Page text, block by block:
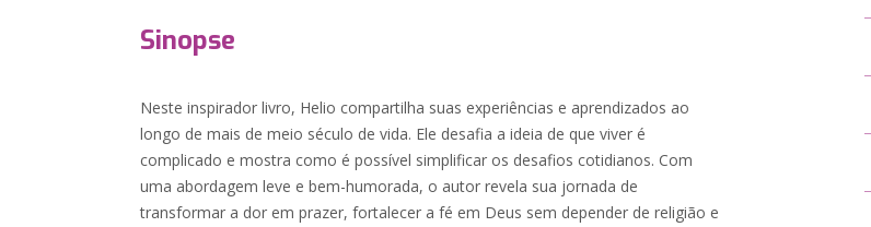
Sinopse
Neste inspirador livro, Helio compartilha suas experiências e aprendizados ao
longo de mais de meio século de vida. Ele desafia a ideia de que viver é
complicado e mostra como é possível simplificar os desafios cotidianos. Com
uma abordagem leve e bem-humorada, o autor revela sua jornada de
transformar a dor em prazer, fortalecer a fé em Deus sem depender de religião e